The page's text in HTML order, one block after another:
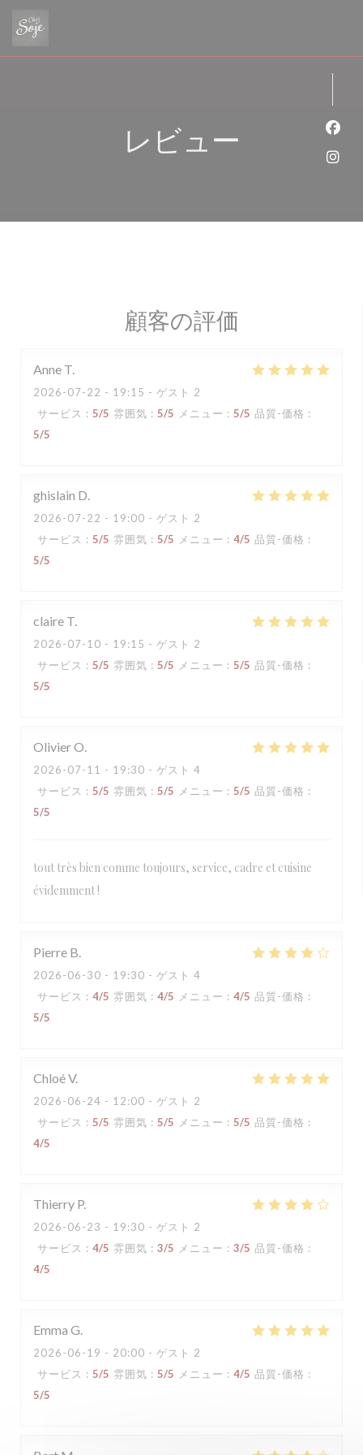
レビュー
顧客の評価
Anne T
2026-07-22 - 19:15 - ゲスト 2
サービス : 5/5 雰囲気 : 5/5 メニュー : 5/5 品質-価格 :
5/5
ghislain D
2026-07-22 - 19:00 - ゲスト 2
サービス : 5/5 雰囲気 : 5/5 メニュー : 4/5 品質-価格 :
5/5
claire T
2026-07-10 - 19:15 - ゲスト 2
サービス : 5/5 雰囲気 : 5/5 メニュー : 5/5 品質-価格 :
5/5
OlivierO
2026-07-11 - 19:30 - ゲスト 4
サービス : 5/5 雰囲気 : 5/5 メニュー : 5/5 品質-価格 :
5/5
tout très bien comme toujours, service, cadre et cuisine
évidemment !
Pierre B
2026-06-30 - 19:30 - ゲスト 4
サービス : 4/5 雰囲気 : 4/5 メニュー : 4/5 品質-価格 :
5/5
ChloéV
2026-06-24 - 12:00 - ゲスト 2
サービス : 5/5 雰囲気 : 5/5 メニュー : 5/5 品質-価格 :
4/5
Thierry P
2026-06-23 - 19:30 - ゲスト 2
サービス : 4/5 雰囲気 : 3/5 メニュー : 3/5 品質-価格 :
4/5
Emma G
2026-06-19 - 20:00 - ゲスト 2
サービス : 5/5 雰囲気 : 5/5 メニュー : 4/5 品質-価格 :
5/5